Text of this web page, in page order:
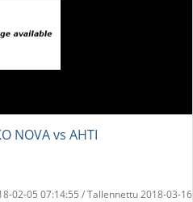
NOVA vs AHTI
02-05 07:14:55 / Tallennettu 2018-03-16